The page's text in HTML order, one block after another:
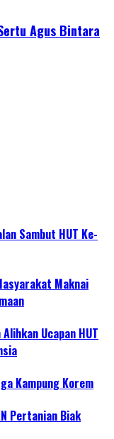
Agus Bintara
Sambut HUT Ke-
Maknai
Ucapan HUT
Kampung Korem
Pertanian Biak